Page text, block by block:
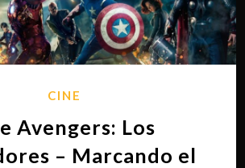
CINE
Avengers: Los
– Marcando el